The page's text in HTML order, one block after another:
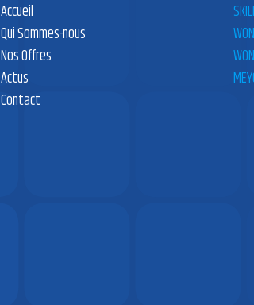
Accueil
Qui Sommes-nous
Nos Offres
Actus
Contact